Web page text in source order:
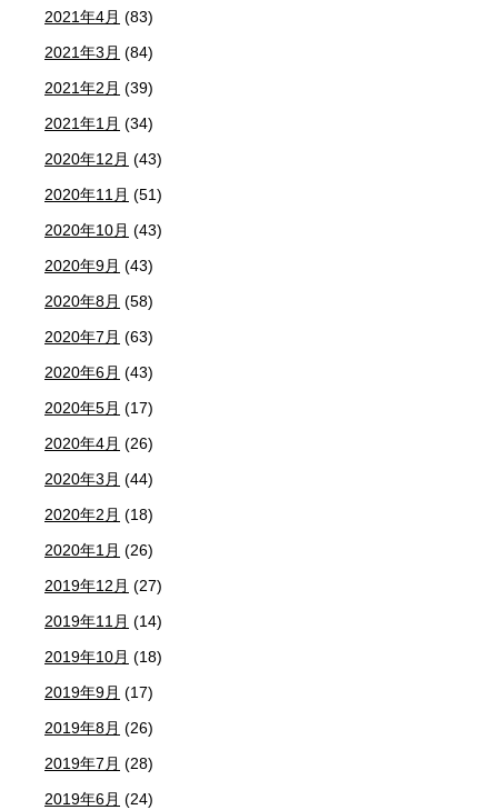
2021年4月 (83)
2021年3月 (84)
2021年2月 (39)
2021年1月 (34)
2020年12月 (43)
2020年11月 (51)
2020年10月 (43)
2020年9月 (43)
2020年8月 (58)
2020年7月 (63)
2020年6月 (43)
2020年5月 (17)
2020年4月 (26)
2020年3月 (44)
2020年2月 (18)
2020年1月 (26)
2019年12月 (27)
2019年11月 (14)
2019年10月 (18)
2019年9月 (17)
2019年8月 (26)
2019年7月 (28)
2019年6月 (24)